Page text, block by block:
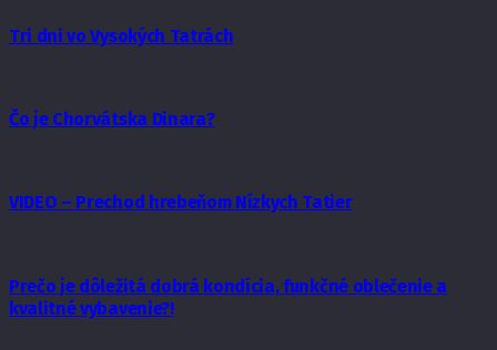
Tri dni vo Vysokých Tatrách
Čo je Chorvátska Dinara?
VIDEO – Prechod hrebeňom Nízkych Tatier
Prečo je dôležitá dobrá kondícia, funkčné oblečenie a
kvalitné vybavenie?!